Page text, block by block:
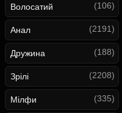
Волосатий (106)
Анал (2191)
Дружина (188)
Зрілі (2208)
Мілфи (335)